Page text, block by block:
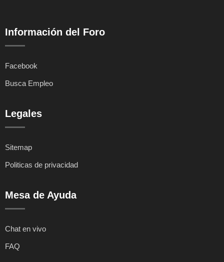
Información del Foro
Facebook
Busca Empleo
Legales
Sitemap
Politicas de privacidad
Mesa de Ayuda
Chat en vivo
FAQ